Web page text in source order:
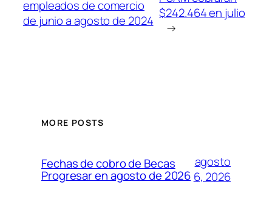
empleados de comercio
de junio a agosto de 2024 $242.464 en julio
→
MORE POSTS
Fechas de cobro de Becas
Progresar en agosto de 2026
agosto
6, 2026